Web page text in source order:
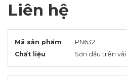
Liên hệ
Mã sản phẩm
PN632
Chất liệu
Sơn dầu trên vải